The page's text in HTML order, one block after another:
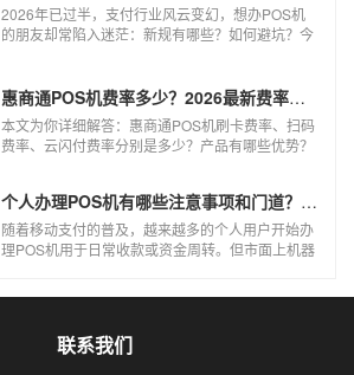
2026年已过半，支付行业风云变幻，想办POS机
的朋友却常陷入迷茫：新规有哪些？如何避坑？今
使用！
惠商通POS机费率多少？2026最新费率标准及办理全攻略
本文为你详细解答：惠商通POS机刷卡费率、扫码
费率、云闪付费率分别是多少？产品有哪些优势？
个人办理POS机有哪些注意事项和门道？（2026最新避坑指南）
随着移动支付的普及，越来越多的个人用户开始办
理POS机用于日常收款或资金周转。但市面上机器
联系我们